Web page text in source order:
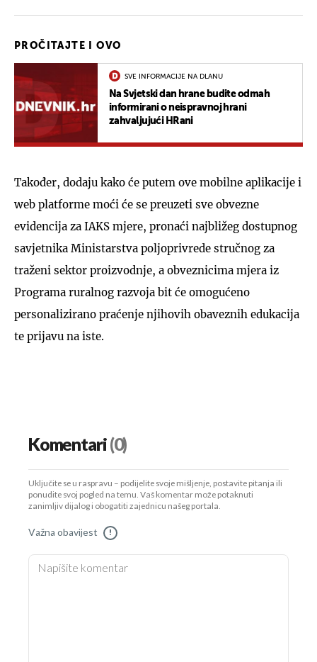
PROČITAJTE I OVO
SVE INFORMACIJE NA DLANU
Na Svjetski dan hrane budite odmah
informirani o neispravnoj hrani
zahvaljujući HRani
Također, dodaju kako će putem ove mobilne aplikacije i
web platforme moći će se preuzeti sve obvezne
evidencija za IAKS mjere, pronaći najbližeg dostupnog
savjetnika Ministarstva poljoprivrede stručnog za
traženi sektor proizvodnje, a obveznicima mjera iz
Programa ruralnog razvoja bit će omogućeno
personalizirano praćenje njihovih obaveznih edukacija
te prijavu na iste.
Komentari(0)
Uključite se u raspravu – podijelite svoje mišljenje, postavite pitanja ili
ponudite svoj pogled na temu. Vaš komentar može potaknuti
zanimljiv dijalog i obogatiti zajednicu našeg portala.
Važna obavijest !